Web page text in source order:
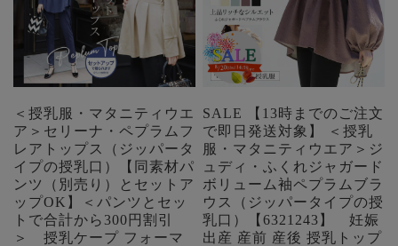
＜授乳服・マタニティウエ
ア＞セリーナ・ペプラムフ
レアトップス（ジッパータ
イプの授乳口）【同素材パ
ンツ（別売り）とセットア
ップOK】＜パンツとセッ
トで合計から300円割引
＞ 授乳ケープ フォーマ
SALE 【13時までのご注文
で即日発送対象】 ＜授乳
服・マタニティウエア＞ジ
ュディ・ふくれジャガード
ボリューム袖ペプラムブラ
ウス（ジッパータイプの授
乳口）【6321243】 妊娠
出産 産前 産後 授乳トップ